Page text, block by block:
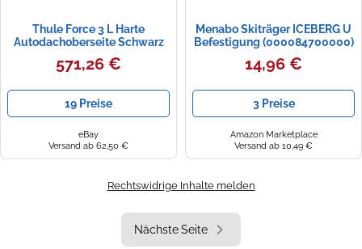
Thule Force 3 L Harte
Autodachoberseite Schwarz
571,26 €
19 Preise
eBay
Versand ab 62,50 €
Menabo Skiträger ICEBERG U
Befestigung (000084700000)
14,96 €
3 Preise
Amazon Marketplace
Versand ab 10,49 €
Rechtswidrige Inhalte melden
Nächste Seite